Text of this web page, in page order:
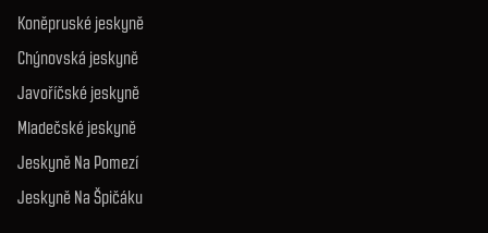
Koněpruské jeskyně
Chýnovská jeskyně
Javoříčské jeskyně
Mladečské jeskyně
Jeskyně Na Pomezí
Jeskyně Na Špičáku